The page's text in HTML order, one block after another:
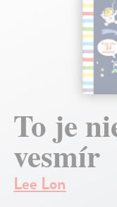
To je
vesmír
Lee Lon